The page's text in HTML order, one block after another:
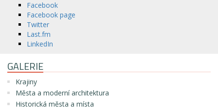
Facebook
Facebook page
Twitter
Last.fm
LinkedIn
GALERIE
Krajiny
Města a moderní architektura
Historická města a místa